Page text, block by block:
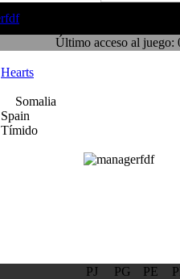
Último acceso al
Hearts
Somalia
Spain
Tímido
PJ PG PE